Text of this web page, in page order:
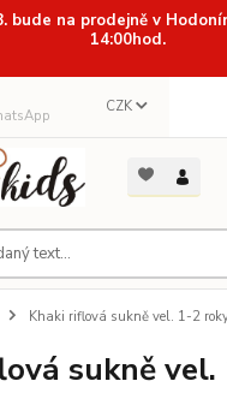
bude na prodejně v
14:00hod.
CZK
Khaki riflová sukně vel. 1-2
sukně